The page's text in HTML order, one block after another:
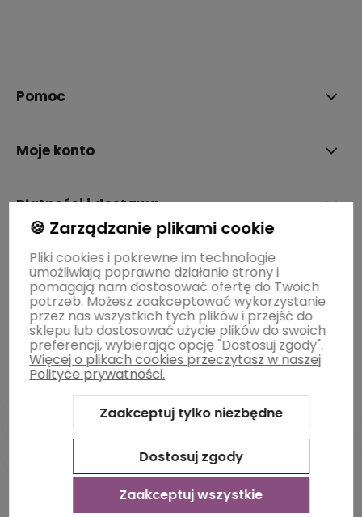
Pomoc
Moje konto
Płatności i dostawa
Informacje
O nas
Sklep internetowy Shoper Premium
Szablon Shoper Modern
3.0™od GrowCommerce
🍪 Zarządzanie plikami cookie
Pliki cookies i pokrewne im technologie
umożliwiają poprawne działanie strony i
pomagają nam dostosować ofertę do Twoich
potrzeb. Możesz zaakceptować wykorzystanie
przez nas wszystkich tych plików i przejść do
sklepu lub dostosować użycie plików do swoich
preferencji, wybierając opcję "Dostosuj zgody".
Więcej o plikach cookies przeczytasz w naszej
Polityce prywatności.
Zaakceptuj tylko niezbędne
Dostosuj zgody
Zaakceptuj wszystkie